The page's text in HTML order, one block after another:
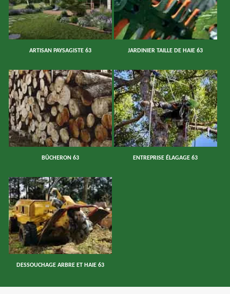
ARTISAN PAYSAGISTE 63 JARDINIER TAILLE DE HAIE 63
BÛCHERON 63 ENTREPRISE ÉLAGAGE 63
DESSOUCHAGE ARBRE ET HAIE 63